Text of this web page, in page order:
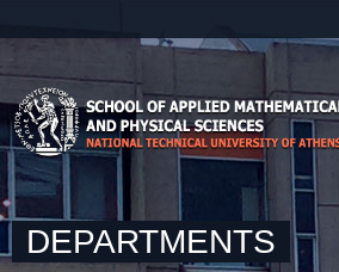
DEPARTMENTS